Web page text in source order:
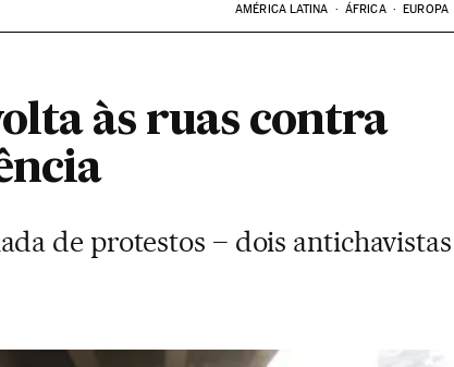
AMÉRICA LATINA ÁFRICA EUROPA
às ruas contra
de protestos – dois